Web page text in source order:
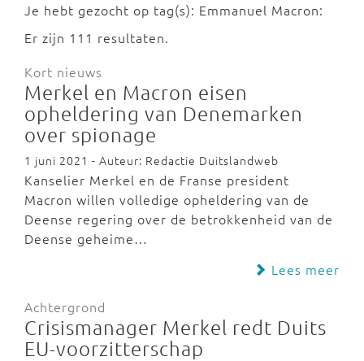
Je hebt gezocht op tag(s): Emmanuel Macron:
Er zijn 111 resultaten.
Kort nieuws
Merkel en Macron eisen
opheldering van Denemarken
over spionage
1 juni 2021 - Auteur: Redactie Duitslandweb
Kanselier Merkel en de Franse president
Macron willen volledige opheldering van de
Deense regering over de betrokkenheid van de
Deense geheime…
Lees meer
Achtergrond
Crisismanager Merkel redt Duits
EU-voorzitterschap